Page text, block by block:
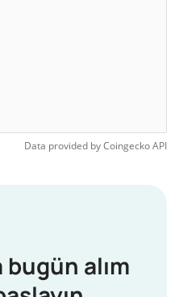
Data provided byCoingeckoAPI
alım